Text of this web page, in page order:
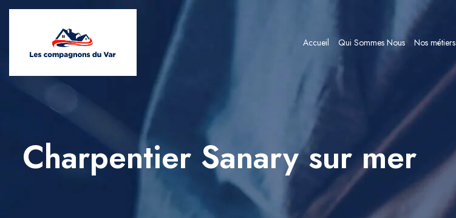
Accueil Qui Sommes Nous Nos métiers
Charpentier Sanary sur mer